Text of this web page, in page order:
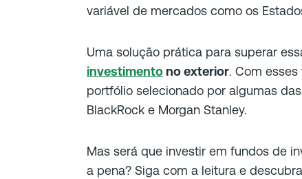
variável de mercados como os
Uma solução prática para superar
investimento no exterior. Com
portfólio selecionado por algumas
BlackRock e Morgan Stanley.
Mas será que investir em fundos de
a pena? Siga com a leitura e